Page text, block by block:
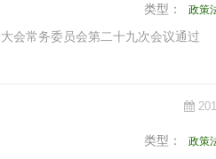
类型： 政策
会常务委员会第二十九次会议通过
类型： 政策